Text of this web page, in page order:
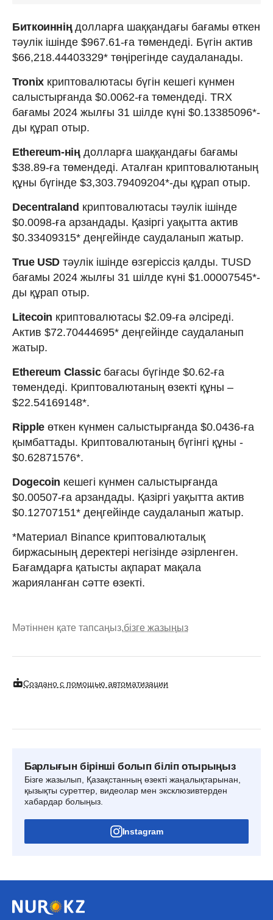
Биткоинніңдолларға шаққандағы бағамы өткен
тәулік ішінде $967.61-ға төмендеді. Бүгін актив
$66,218.44403329* төңірегінде саудаланады.
Tronixкриптовалютасы бүгін кешегі күнмен
салыстырғанда $0.0062-ға төмендеді. TRX
бағамы 2024 жылғы 31 шілде күні $0.13385096*-
ды құрап отыр.
Ethereum-ніңдолларға шаққандағы бағамы
$38.89-ға төмендеді. Аталған криптовалютаның
құны бүгінде $3,303.79409204*-ды құрап отыр.
Decentraland криптовалютасы тәулік ішінде
$0.0098-ға арзандады. Қазіргі уақытта актив
$0.33409315* деңгейінде саудаланып жатыр.
True USD тәулік ішінде өзгеріссіз қалды. TUSD
бағамы 2024 жылғы 31 шілде күні $1.00007545*-
ды құрап отыр.
Litecoin криптовалютасы $2.09-ға әлсіреді.
Актив $72.70444695* деңгейінде саудаланып
жатыр.
Ethereum Classicбағасы бүгінде $0.62-ға
төмендеді. Криптовалютаның өзекті құны –
$22.54169148*.
Rippleөткен күнмен салыстырғанда $0.0436-ға
қымбаттады. Криптовалютаның бүгінгі құны -
$0.62871576*.
Dogecoin кешегі күнмен салыстырғанда
$0.00507-ға арзандады. Қазіргі уақытта актив
$0.12707151* деңгейінде саудаланып жатыр.
*Материал Binance криптовалюталық
биржасының деректері негізінде әзірленген.
Бағамдарға қатысты ақпарат мақала
жарияланған сәтте өзекті.
Мәтіннен қате тапсаңыз,бізге жазыңыз
Создано с помощью автоматизации
Барлығын бірінші болып біліп отырыңыз
Бізге жазылып, Қазақстанның өзекті жаңалықтарынан,
қызықты суреттер, видеолар мен эксклюзивтерден
хабардар болыңыз.
Instagram